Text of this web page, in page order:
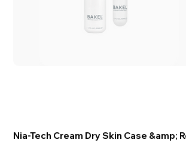
Nia-Tech Cream Dry Skin Case &amp;